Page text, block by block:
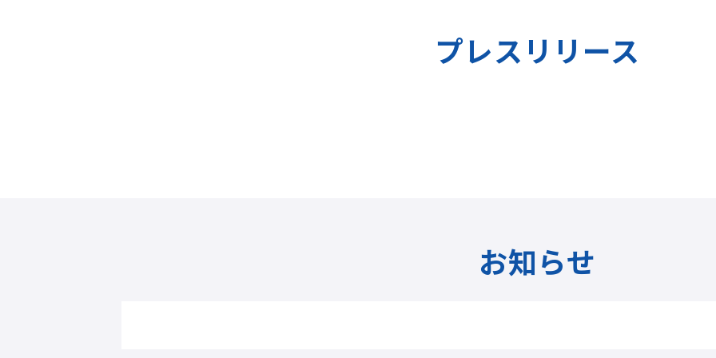
プレスリリース
お知らせ